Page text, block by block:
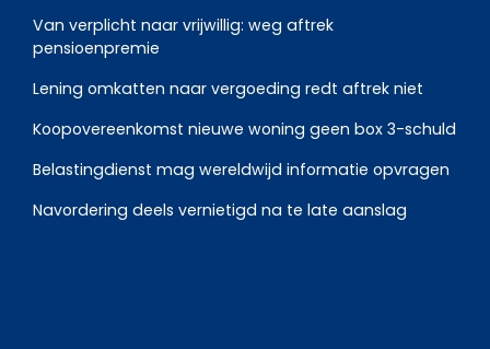
Van verplicht naar vrijwillig: weg aftrek
pensioenpremie
Lening omkatten naar vergoeding redt aftrek niet
Koopovereenkomst nieuwe woning geen box 3-schuld
Belastingdienst mag wereldwijd informatie opvragen
Navordering deels vernietigd na te late aanslag